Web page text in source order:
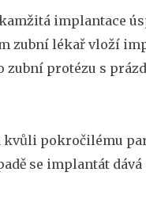
implantace
zubní lékař vloží
zubní protézu s
kvůli pokročilému
se implantát dává